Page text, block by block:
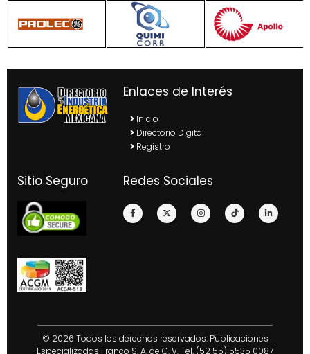
Enlaces de Interés
Inicio
Directorio Digital
Registro
Sitio Seguro Redes Sociales
© 2026 Todos los derechos reservados: Publicaciones
Especializadas Franco S. A. de C. V. Tel. (52 55) 5535 0087